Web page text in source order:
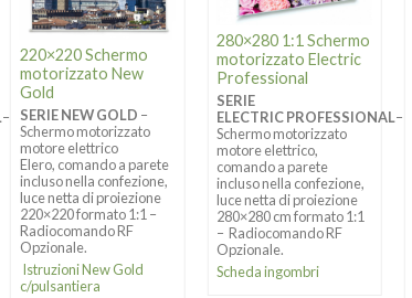
–
220×220 Schermo
motorizzato New
Gold
SERIE NEW GOLD –
Schermo motorizzato
motore elettrico
Elero, comando a parete
incluso nella confezione,
luce netta di proiezione
220×220 formato 1:1 –
Radiocomando RF
Opzionale.
Istruzioni New Gold
c/pulsantiera
280×280 1:1 Schermo
motorizzato Electric
Professional
SERIE
ELECTRIC PROFESSIONAL–
Schermo motorizzato
motore elettrico,
comando a parete
incluso nella confezione,
luce netta di proiezione
280×280 cm formato 1:1
– Radiocomando RF
Opzionale.
Scheda ingombri